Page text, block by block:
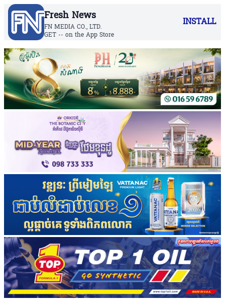
Fresh News
FN MEDIA CO., LTD.
GET -- on the App Store
INSTALL